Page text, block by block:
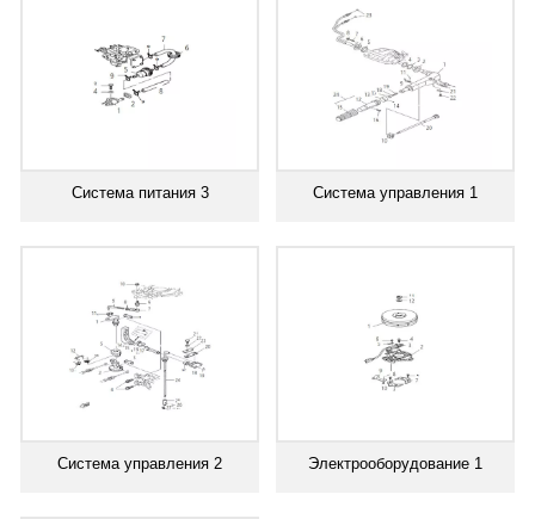
Система питания 3 Система управления 1
Система управления 2 Электрооборудование 1